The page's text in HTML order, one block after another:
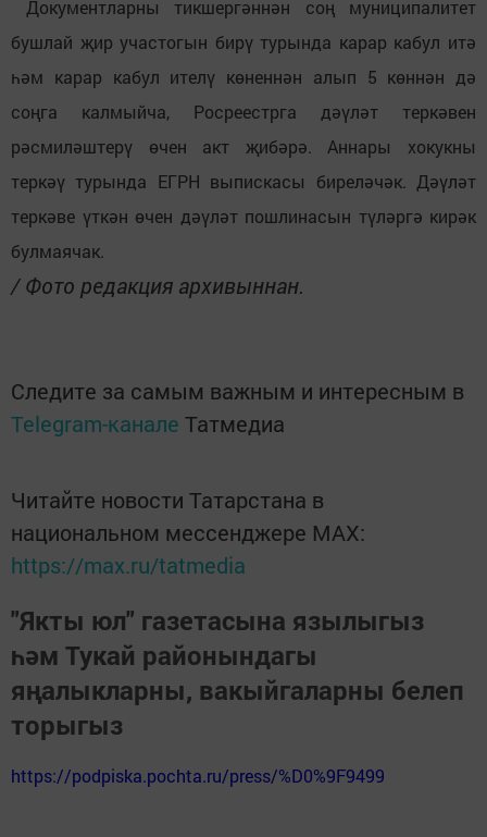
Документларны тикшергәннән соң муниципалитет
бушлай җир участогын бирү турында карар кабул итә
һәм карар кабул ителү көненнән алып 5 көннән дә
соңга калмыйча, Росреестрга дәүләт теркәвен
рәсмиләштерү өчен акт җибәрә. Аннары хокукны
теркәү турында ЕГРН выпискасы биреләчәк. Дәүләт
теркәве үткән өчен дәүләт пошлинасын түләргә кирәк
булмаячак.
/ Фото редакция архивыннан.
Следите за самым важным и интересным в
Telegram-канале Татмедиа
Читайте новости Татарстана в
национальном мессенджере MАХ:
https://max.ru/tatmedia
"Якты юл" газетасына язылыгыз
һәм Тукай районындагы
яңалыкларны, вакыйгаларны белеп
торыгыз
https://podpiska.pochta.ru/press/%D0%9F9499